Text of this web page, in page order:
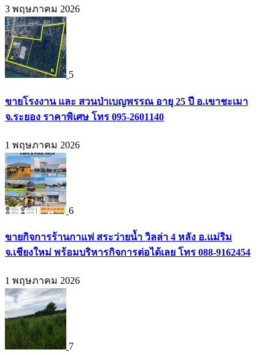
3 พฤษภาคม 2026
5
ขายโรงงาน และ สวนป่าเบญพรรณ อายุ 25 ปี อ.เขาชะเมา
จ.ระยอง ราคาพิเศษ โทร 095-2601140
1 พฤษภาคม 2026
6
ขายกิจการร้านกาแฟ สระว่ายน้ำ วิลล่า 4 หลัง อ.แม่ริม
จ.เชียงใหม่ พร้อมบริหารกิจการต่อได้เลย โทร 088-9162454
1 พฤษภาคม 2026
7